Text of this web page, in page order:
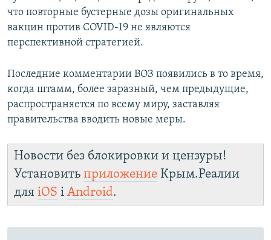
что повторные бустерные дозы оригинальных
вакцин против COVID-19 не являются
перспективной стратегией.
Последние комментарии ВОЗ появились в то время,
когда штамм, более заразный, чем предыдущие,
распространяется по всему миру, заставляя
правительства вводить новые меры.
Новости без блокировки и цензуры!
Установить приложение Крым.Реалии
для iOS і Android.